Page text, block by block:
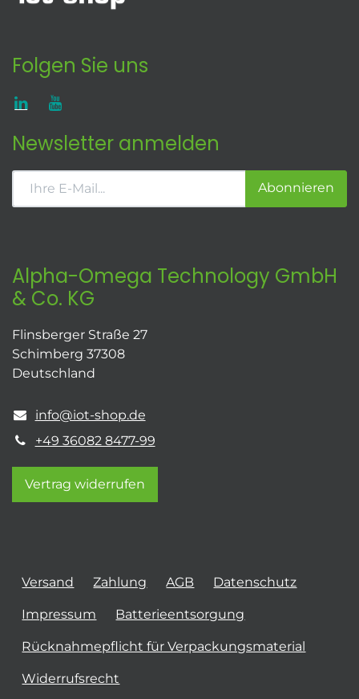
Folgen Sie uns
Newsletter anmelden
Abonnieren
Alpha-Omega Technology GmbH
& Co. KG
Flinsberger Straße 27
Schimberg 37308
Deutschland
info@iot-shop.de
+49 36082 8477-99
Vertrag widerrufen
Versand Zahlung AGB Datenschutz
Impressum Batterieentsorgung
Rücknahmepflicht für Verpackungsmaterial
Widerrufsrecht